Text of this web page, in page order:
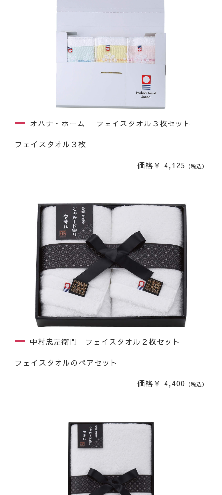
オハナ・ホーム フェイスタオル３枚セット
フェイスタオル３枚
価格￥ 4,125 （税込）
中村忠左衛門 フェイスタオル２枚セット
フェイスタオルのペアセット
価格￥ 4,400 （税込）